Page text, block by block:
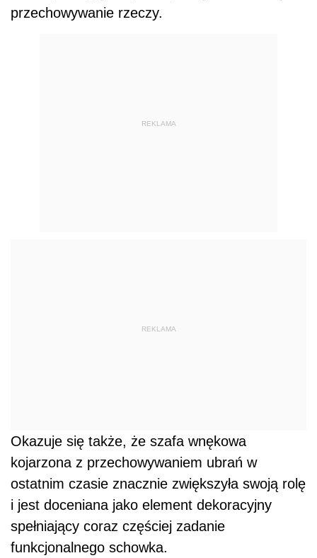
przechowywanie rzeczy.
REKLAMA
REKLAMA
Okazuje się także, że szafa wnękowa
kojarzona z przechowywaniem ubrań w
ostatnim czasie znacznie zwiększyła swoją rolę
i jest doceniana jako element dekoracyjny
spełniający coraz częściej zadanie
funkcjonalnego schowka.